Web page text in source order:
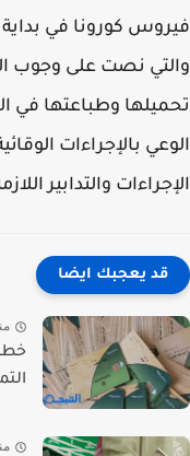
نصت على وجوب
وطباعتها في
بالإجراءات
والتدابير اللازمة.
قد يعجبك ايضا
منذ
خطوة
التموين
منذ